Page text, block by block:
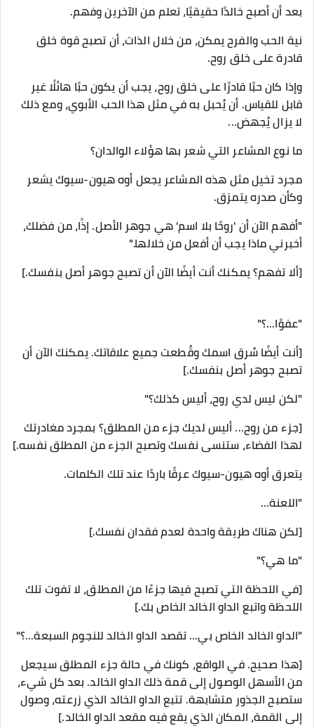
بعد أن أصبح خالدًا حقيقيًا، تعلم من الآخرين وفهم.
نية الحب والفرح يمكن، من خلال الذات، أن تصبح قوة خلق
قادرة على خلق روح.
وإذا كان حبًا قادرًا على خلق روح، يجب أن يكون حبًا هائلًا غير
قابل للقياس. أن يُحبل به في مثل هذا الحب الأبوي، ومع ذلك
لا يزال يُجهض...
ما نوع المشاعر التي شعر بها هؤلاء الوالدان؟
مجرد تخيل مثل هذه المشاعر يجعل أوه هيون-سيوك يشعر
وكأن صدره يتمزق.
"أفهم الآن أن 'روحًا بلا اسم' هي جوهر الأصل. إذًا، من فضلك،
أخبرني ماذا يجب أن أفعل من خلالها."
[ألا تفهم؟ يمكنك أنت أيضًا الآن أن تصبح جوهر أصل بنفسك.]
"عفوًا...؟"
[أنت أيضًا سُرق اسمك وقُطعت جميع علاقاتك. يمكنك الآن أن
تصبح جوهر أصل بنفسك.]
"لكن ليس لدي روح، أليس كذلك؟"
[جزء من روح... أليس لديك جزء من المطلق؟ بمجرد مغادرتك
لهذا الفضاء، ستنسى نفسك وتصبح الجزء من المطلق نفسه.]
يتعرق أوه هيون-سيوك عرقًا باردًا عند تلك الكلمات.
"اللعنة...
[لكن هناك طريقة واحدة لعدم فقدان نفسك.]
"ما هي؟"
[في اللحظة التي تصبح فيها جزءًا من المطلق، لا تفوت تلك
اللحظة واتبع الداو الخالد الخاص بك.]
"الداو الخالد الخاص بي... تقصد الداو الخالد للنجوم السبعة...؟"
[هذا صحيح. في الواقع، كونك في حالة جزء المطلق سيجعل
من الأسهل الوصول إلى قمة ذلك الداو الخالد. بعد كل شيء،
ستصبح الجذور متشابهة. تتبع الداو الخالد الذي زرعته، وصول
إلى القمة، المكان الذي يقع فيه مقعد الداو الخالد.]